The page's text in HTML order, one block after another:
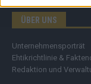
ÜBER UNS
Unternehmensporträt
Ehtikrichtlinie &
Redaktion und